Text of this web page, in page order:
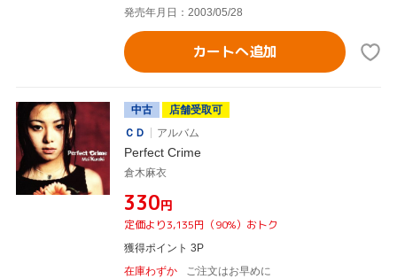
発売年月日：2003/05/28
カートへ追加
中古
店舗受取可
ＣＤ
アルバム
Perfect Crime
倉木麻衣
¥330円
定価より3,135円（90%）おトク
獲得ポイント 3P
在庫わずか
ご注文はお早めに